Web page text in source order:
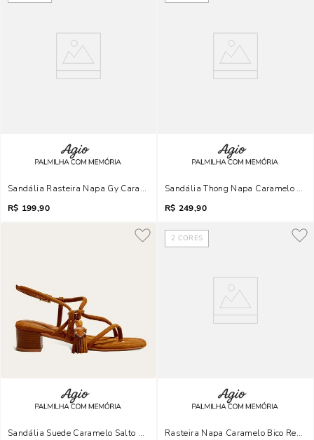
Sandália Rasteira Napa Gy Caramelo Pedraria
R$ 199,90
Sandália Thong Napa Caramelo
R$ 249,90
Sandália Suede Caramelo Salto Grosso Tassel
2 CORES
Rasteira Napa Caramelo Bico